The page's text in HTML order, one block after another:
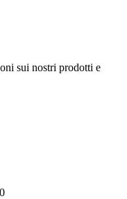
sui nostri prodotti e